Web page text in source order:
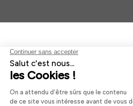
Aides et informations
Services
Informations légales